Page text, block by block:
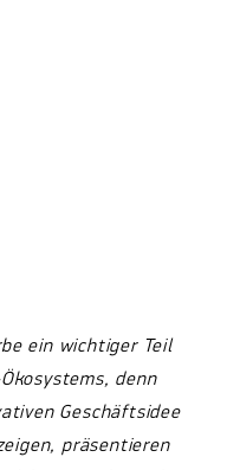
ein wichtiger Teil
denn
Geschäftsidee
präsentieren